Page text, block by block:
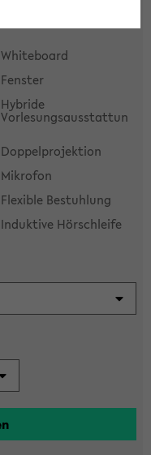
Whiteboard
Fenster
Hybride
Vorlesungsausstattun
Doppelprojektion
Mikrofon
Flexible Bestuhlung
Induktive Hörschleife